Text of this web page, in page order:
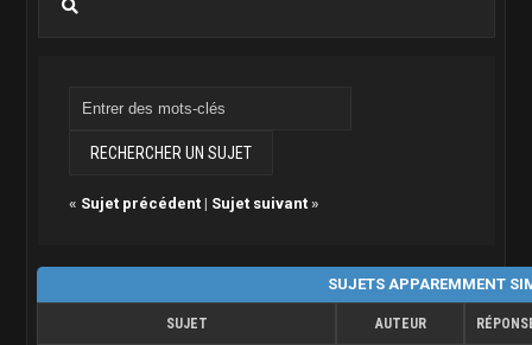
« Sujet précédent| Sujet suivant»
SUJETS APPAREMMENT
SUJET AUTEUR